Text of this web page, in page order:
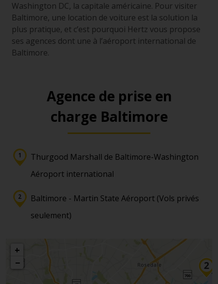
Washington DC, la capitale américaine. Pour visiter
Baltimore, une location de voiture est la solution la
plus pratique, et c’est pourquoi Hertz vous propose
ses agences dont une à l’aéroport international de
Baltimore.
Agence de prise en
charge Baltimore
Thurgood Marshall de Baltimore-Washington
Aéroport international
Baltimore - Martin State Aéroport (Vols privés
seulement)
+
−